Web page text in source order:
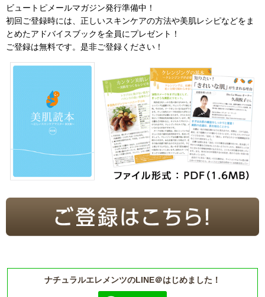
ビュートピメールマガジン発行準備中！
初回ご登録時には、正しいスキンケアの方法や美肌レシピなどをま
とめたアドバイスブックを全員にプレゼント！
ご登録は無料です。是非ご登録ください！
ナチュラルエレメンツのLINE＠はじめました！